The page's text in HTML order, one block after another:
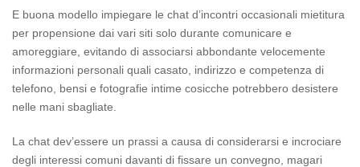
E buona modello impiegare le chat d’incontri occasionali mietitura
per propensione dai vari siti solo durante comunicare e
amoreggiare, evitando di associarsi abbondante velocemente
informazioni personali quali casato, indirizzo e competenza di
telefono, bensi e fotografie intime cosicche potrebbero desistere
nelle mani sbagliate.
La chat dev’essere un prassi a causa di considerarsi e incrociare
degli interessi comuni davanti di fissare un convegno, magari